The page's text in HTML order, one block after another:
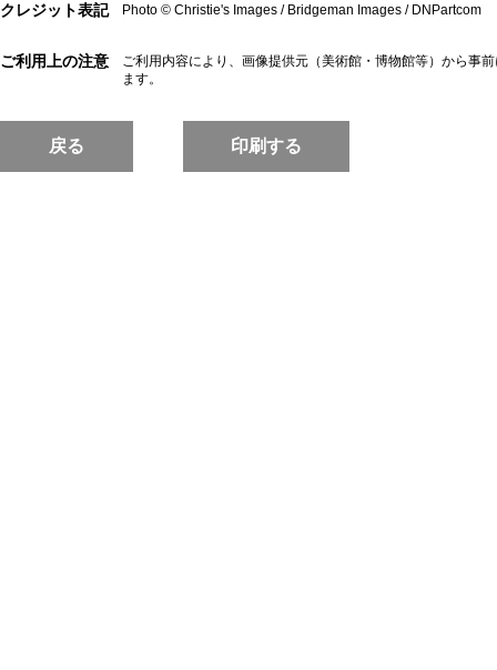
クレジット表記 Photo © Christie's Images / Bridgeman Images / DNPartcom
ご利用上の注意
ご利用内容により、画像提供元（美術館・博物館等）から事
ます。
戻る 印刷する